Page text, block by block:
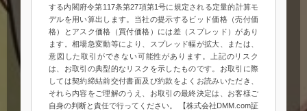
する内閣府令第117条第27項第1号に規定される定量的計算モ
デルを用い算出します。当社の提示するビッド価格（売付価
格）とアスク価格（買付価格）には差（スプレッド）があり
ます。相場急変動等により、スプレッド幅が拡大、または、
意図した取引ができない可能性があります。上記のリスク
は、お取引の典型的なリスクを示したものです。お取引に際
しては契約締結前交付書面及び約款をよくお読みいただき、
それら内容をご理解のうえ、お取引の最終決定は、お客様ご
自身の判断と責任で行ってください。 【株式会社DMM.com証